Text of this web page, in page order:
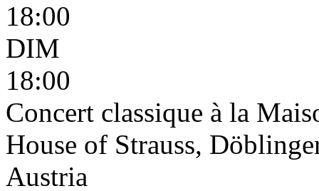
18:00
DIM
18:00
Concert classique à la
House of Strauss,
Austria